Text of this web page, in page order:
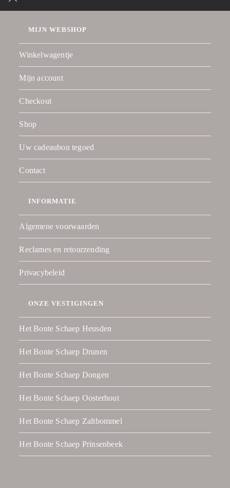
MIJN WEBSHOP
Winkelwagentje
Mijn account
Checkout
Shop
Uw cadeaubon tegoed
Contact
INFORMATIE
Algemene voorwaarden
Reclames en retourzending
Privacybeleid
ONZE VESTIGINGEN
Het Bonte Schaep Heusden
Het Bonte Schaep Drunen
Het Bonte Schaep Dongen
Het Bonte Schaep Oosterhout
Het Bonte Schaep Zaltbommel
Het Bonte Schaep Prinsenbeek